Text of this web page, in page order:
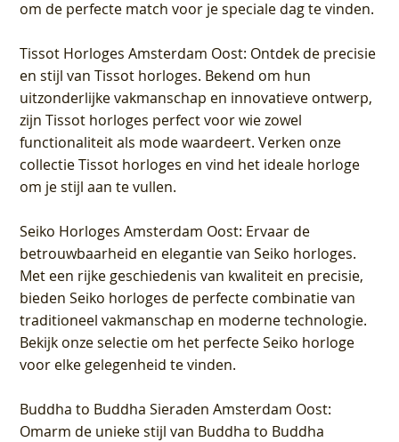
om de perfecte match voor je speciale dag te vinden.
Tissot Horloges Amsterdam Oost: Ontdek de precisie
en stijl van Tissot horloges. Bekend om hun
uitzonderlijke vakmanschap en innovatieve ontwerp,
zijn Tissot horloges perfect voor wie zowel
functionaliteit als mode waardeert. Verken onze
collectie Tissot horloges en vind het ideale horloge
om je stijl aan te vullen.
Seiko Horloges Amsterdam Oost: Ervaar de
betrouwbaarheid en elegantie van Seiko horloges.
Met een rijke geschiedenis van kwaliteit en precisie,
bieden Seiko horloges de perfecte combinatie van
traditioneel vakmanschap en moderne technologie.
Bekijk onze selectie om het perfecte Seiko horloge
voor elke gelegenheid te vinden.
Buddha to Buddha Sieraden Amsterdam Oost:
Omarm de unieke stijl van Buddha to Buddha